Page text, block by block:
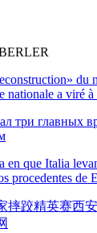
du
nationale a viré
три главных
en que Italia
procedentes de
摔跤精英赛西